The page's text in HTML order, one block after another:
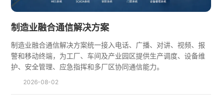
制造业融合通信解决方案
制造业融合通信解决方案统一接入电话、广播、对讲、视频、报
警和移动终端，为工厂、车间及产业园区提供生产调度、设备维
护、安全管理、应急指挥和多厂区协同通信能力。
2026-08-02